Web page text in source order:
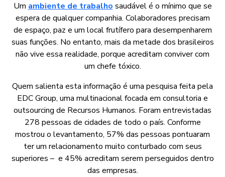
Um ambiente de trabalho saudável é o mínimo que se
espera de qualquer companhia. Colaboradores precisam
de espaço, paz e um local frutífero para desempenharem
suas funções. No entanto, mais da metade dos brasileiros
não vive essa realidade, porque acreditam conviver com
um chefe tóxico.
Quem salienta esta informação é uma pesquisa feita pela
EDC Group, uma multinacional focada em consultoria e
outsourcing de Recursos Humanos. Foram entrevistadas
278 pessoas de cidades de todo o país. Conforme
mostrou o levantamento, 57% das pessoas pontuaram
ter um relacionamento muito conturbado com seus
superiores – e 45% acreditam serem perseguidos dentro
das empresas.